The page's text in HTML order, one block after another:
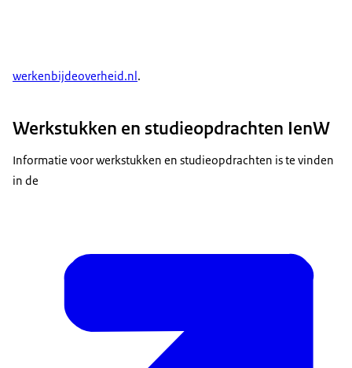
werkenbijdeoverheid.nl.
Werkstukken en studieopdrachten IenW
Informatie voor werkstukken en studieopdrachten is te vinden
in de